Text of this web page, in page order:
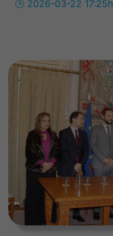
🕒 2026-03-22 17:25h